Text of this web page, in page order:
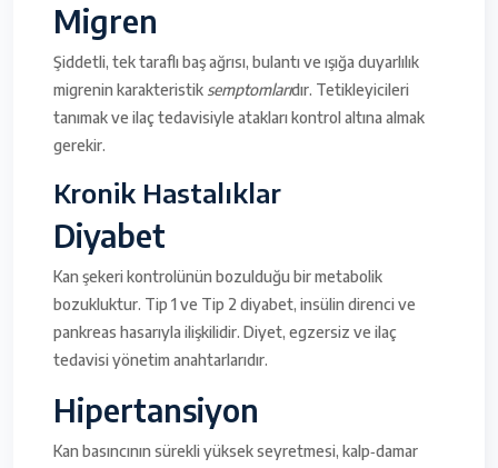
Migren
Şiddetli, tek taraflı baş ağrısı, bulantı ve ışığa duyarlılık
migrenin karakteristik semptomlarıdır. Tetikleyicileri
tanımak ve ilaç tedavisiyle atakları kontrol altına almak
gerekir.
Kronik Hastalıklar
Diyabet
Kan şekeri kontrolünün bozulduğu bir metabolik
bozukluktur. Tip 1 ve Tip 2 diyabet, insülin direnci ve
pankreas hasarıyla ilişkilidir. Diyet, egzersiz ve ilaç
tedavisi yönetim anahtarlarıdır.
Hipertansiyon
Kan basıncının sürekli yüksek seyretmesi, kalp‑damar